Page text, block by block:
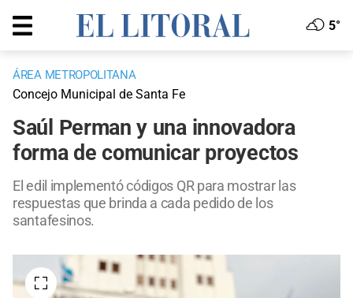
5°
ÁREA METROPOLITANA
Concejo Municipal de Santa Fe
Saúl Perman y una innovadora
forma de comunicar proyectos
El edil implementó códigos QR para mostrar las
respuestas que brinda a cada pedido de los
santafesinos.